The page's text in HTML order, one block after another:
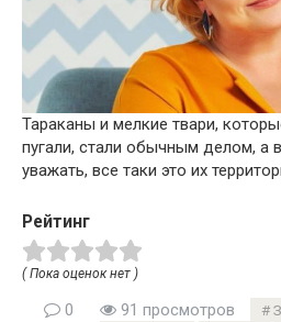
Тараканы и мелкие твари,
пугали, стали обычным делом, а
уважать, все таки это их
Рейтинг
( Пока оценок нет )
0 91 просмотров